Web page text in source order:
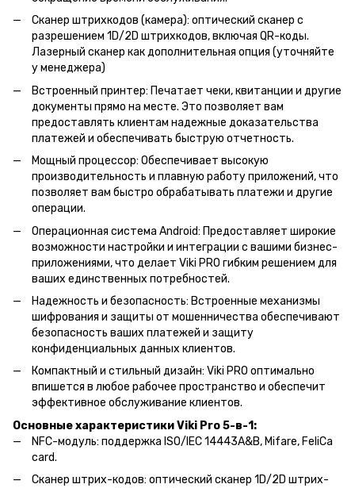
Сканер штрихкодов (камера): оптический сканер с
разрешением 1D/2D штрихкодов, включая QR-коды.
Лазерный сканер как дополнительная опция (уточняйте
у менеджера)
Встроенный принтер: Печатает чеки, квитанции и другие
документы прямо на месте. Это позволяет вам
предоставлять клиентам надежные доказательства
платежей и обеспечивать быструю отчетность.
Мощный процессор: Обеспечивает высокую
производительность и плавную работу приложений, что
позволяет вам быстро обрабатывать платежи и другие
операции.
Операционная система Android: Предоставляет широкие
возможности настройки и интеграции с вашими бизнес-
приложениями, что делает Viki PRO гибким решением для
ваших единственных потребностей.
Надежность и безопасность: Встроенные механизмы
шифрования и защиты от мошенничества обеспечивают
безопасность ваших платежей и защиту
конфиденциальных данных клиентов.
Компактный и стильный дизайн: Viki PRO оптимально
впишется в любое рабочее пространство и обеспечит
эффективное обслуживание клиентов.
Основные характеристики Viki Pro 5-в-1:
NFC-модуль: поддержка ISO/IEC 14443A&B, Mifare, FeliCa
card.
Сканер штрих-кодов: оптический сканер 1D/2D штрих-